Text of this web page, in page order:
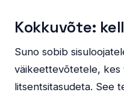
Kokkuvõte:
Suno sobib
väikeettevõtetele, kes
litsentsitasudeta. See